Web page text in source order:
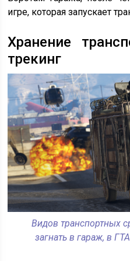
игре, которая запускает
Хранение
трекинг
Видов транспортных
загнать в гараж, в